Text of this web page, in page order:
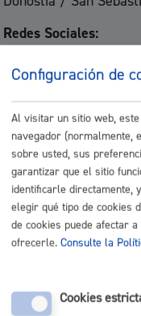
Redes Sociales:
Facebook - Lanberri
E-mail:
Página web:
https://
Sector actividad:
Asociación de barrio -
Volver
Configuración de
Al visitar un sitio web,
navegador (normalmente,
sobre usted, sus
garantizar que el sitio
identificarle directamente,
elegir qué tipo de cookies
de cookies puede afectar
ofrecerle. Consulte la
Cookies